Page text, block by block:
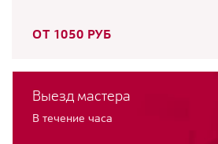
ОТ 1050 РУБ
Выезд мастера
В течение часа